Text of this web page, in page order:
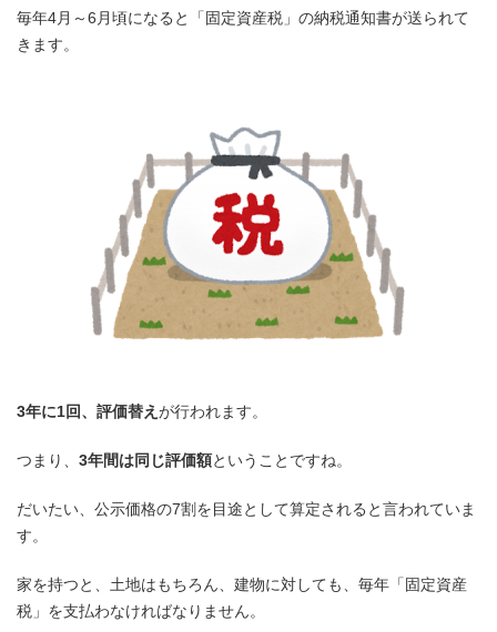
毎年4月～6月頃になると「固定資産税」の納税通知書が送られて
きます。
3年に1回、評価替え が行われます。
つまり、 3年間は同じ評価額ということですね。
だいたい、公示価格の7割を目途として算定されると言われていま
す。
家を持つと、土地はもちろん、建物に対しても、毎年「固定資産
税」を支払わなければなりません。